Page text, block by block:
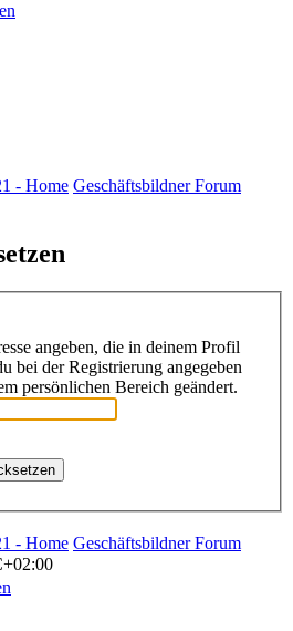
- Home Geschäftsbildner Forum
angeben, die in deinem Profil
bei der Registrierung angegeben
persönlichen Bereich geändert.
- Home Geschäftsbildner Forum